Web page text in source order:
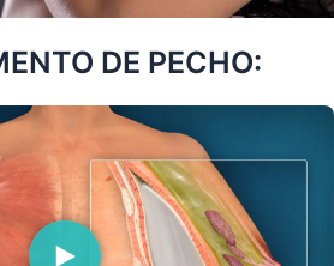
DE PECHO: